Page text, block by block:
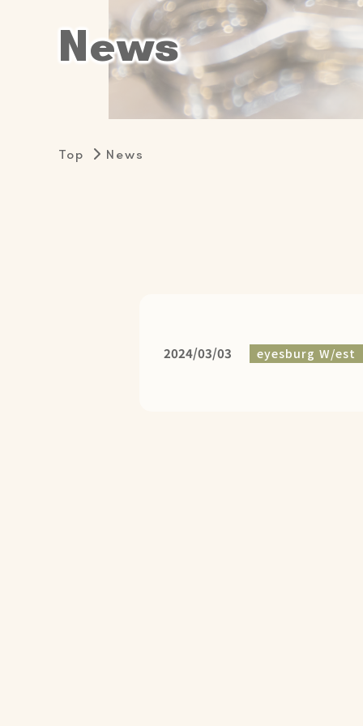
News
Top News
2024/03/03 eyesburg W/est